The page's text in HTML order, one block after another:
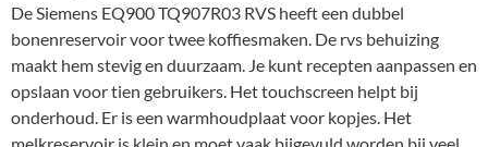
De Siemens EQ900 TQ907R03 RVS heeft een dubbel
bonenreservoir voor twee koffiesmaken. De rvs behuizing
maakt hem stevig en duurzaam. Je kunt recepten aanpassen en
opslaan voor tien gebruikers. Het touchscreen helpt bij
onderhoud. Er is een warmhoudplaat voor kopjes. Het
melkreservoir is klein en moet vaak bijgevuld worden bij veel